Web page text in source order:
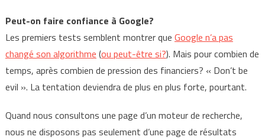
Peut-on faire confiance à Google?
Les premiers tests semblent montrer que Google n’a pas
changé son algorithme (ou peut-être si?). Mais pour combien de
temps, après combien de pression des financiers? « Don’t be
evil ». La tentation deviendra de plus en plus forte, pourtant.
Quand nous consultons une page d’un moteur de recherche,
nous ne disposons pas seulement d’une page de résultats